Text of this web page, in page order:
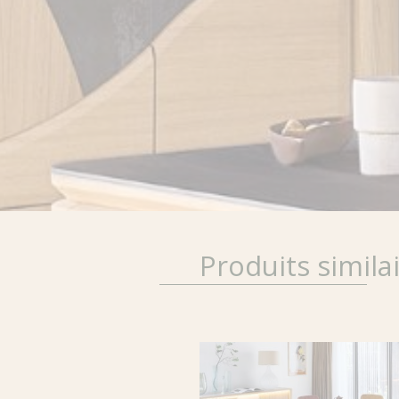
Produits